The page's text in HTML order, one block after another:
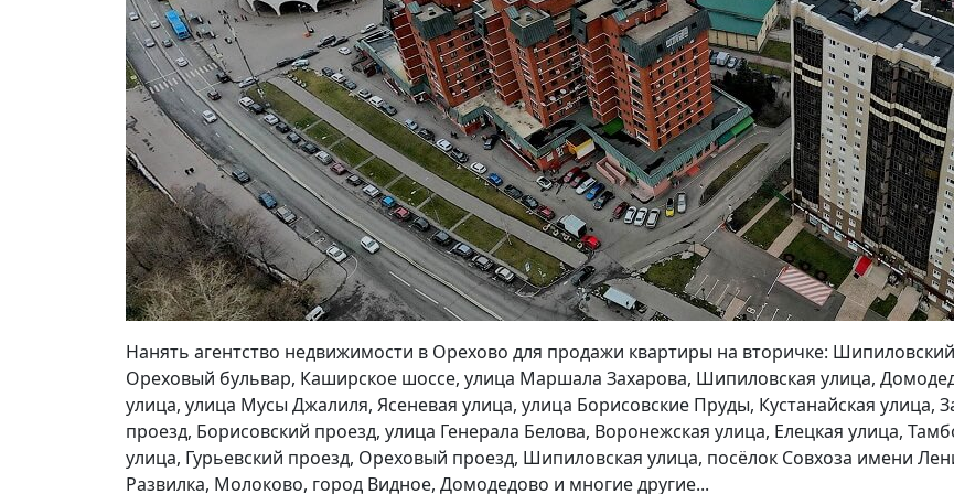
Нанять агентство недвижимости в Орехово для продажи квартиры на вторичке:
Ореховый бульвар, Каширское шоссе, улица Маршала Захарова, Шипиловская улица,
улица, улица Мусы Джалиля, Ясеневая улица, улица Борисовские Пруды, Кустанайская улица,
проезд, Борисовский проезд, улица Генерала Белова, Воронежская улица, Елецкая улица,
улица, Гурьевский проезд, Ореховый проезд, Шипиловская улица, посёлок Совхоза имени
Развилка, Молоково, город Видное, Домодедово и многие другие...